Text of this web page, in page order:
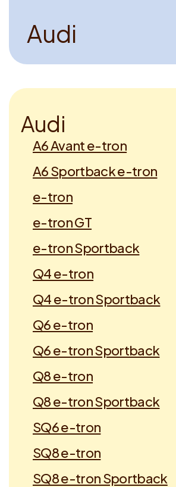
Audi
Audi
A6 Avant e-tron
A6 Sportback e-tron
e-tron
e-tron GT
e-tron Sportback
Q4 e-tron
Q4 e-tron Sportback
Q6 e-tron
Q6 e-tron Sportback
Q8 e-tron
Q8 e-tron Sportback
SQ6 e-tron
SQ8 e-tron
SQ8 e-tron Sportback